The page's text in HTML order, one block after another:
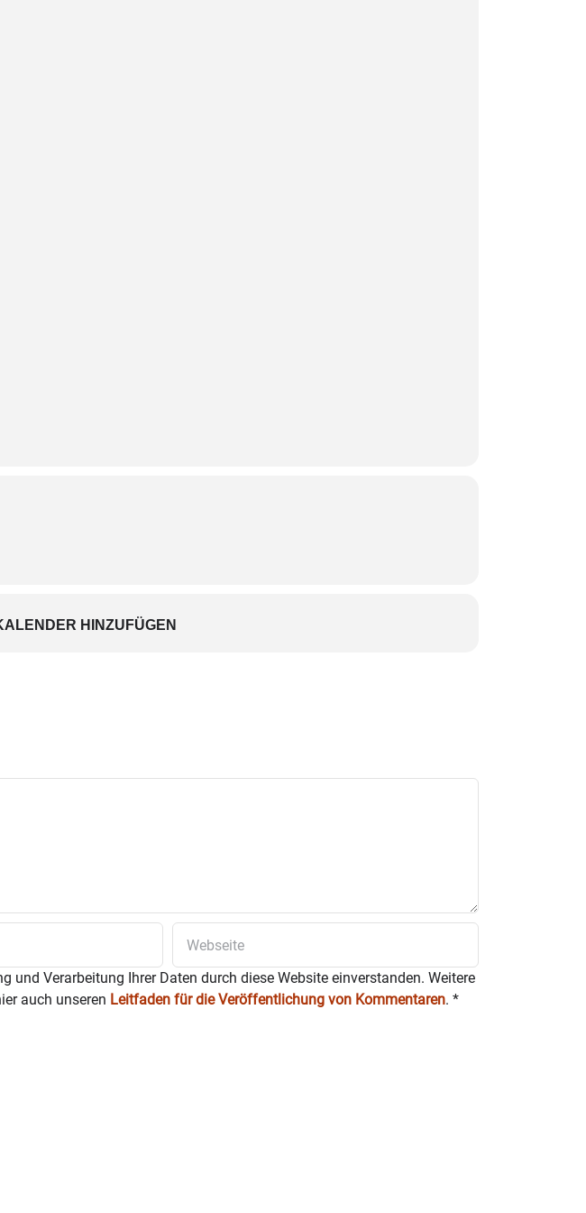
HINZUFÜGEN
Verarbeitung Ihrer Daten durch diese Website einverstanden. Weitere
auch unseren Leitfaden für die Veröffentlichung von Kommentaren. *